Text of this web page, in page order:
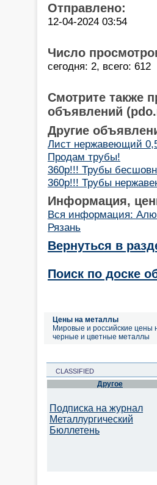
Отправлено:
12-04-2024 03:54
Число
сегодня: 2, всего: 612
Смотрите также
объявлений
Другие
Лист нержавеющий
Продам трубы!
360р!!! Трубы
360р!!! Трубы
Информация,
Вся информация:
Рязань
Вернуться в
Поиск по доске
Цены на металлы
Мировые и российские цены
черные и цветные металлы
CLASSIFIED
Другое
Подписка на журнал
Металлургический
Бюллетень